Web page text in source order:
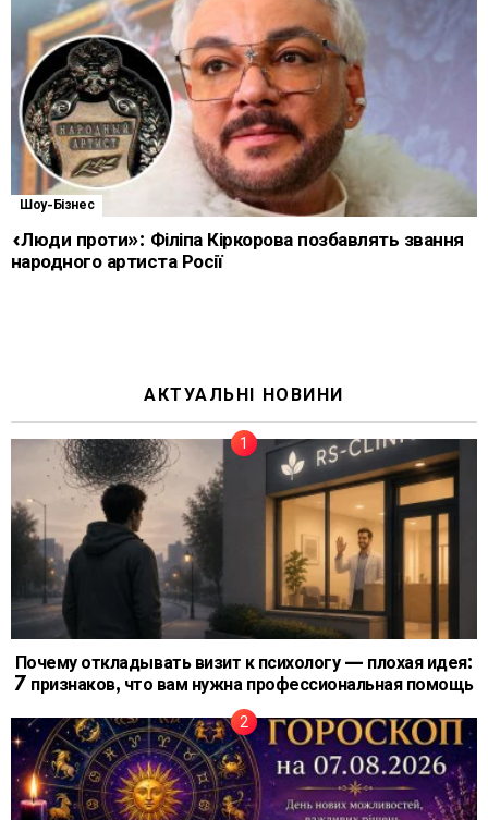
Шоу-Бізнес
«Люди проти»: Філіпа Кіркорова позбавлять звання
народного артиста Росії
АКТУАЛЬНІ НОВИНИ
Почему откладывать визит к психологу — плохая идея:
7 признаков, что вам нужна профессиональная помощь